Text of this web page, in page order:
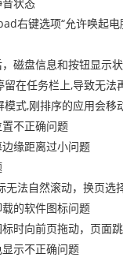
右键选项“允许唤起电
磁盘信息和按钮显示
在任务栏上,导致无法
式,刚排序的应用会
不正确问题
缘距离过小问题
法自然滚动，换页选
的软件图标问题
时向前页拖动，页面
示不正确问题